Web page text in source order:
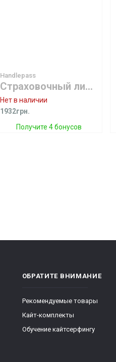
Handlepass
Страховочный лиш Handlepass Leash GREY
Нет в наличии
1932грн.
Получите 4 бонусов
ОБРАТИТЕ ВНИМАНИЕ
Рекомендуемые товары
Кайт-комплекты
Обучение кайтсерфингу